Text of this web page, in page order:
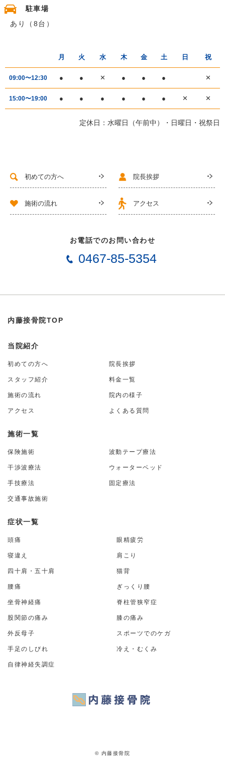
初めての方へ 院長挨拶
施術の流れ アクセス
駐車場
あり（8台）
月 火 水 木 金 土 日 祝
09:00〜12:30 ● ● ✕ ● ● ● ✕
15:00〜19:00 ● ● ● ● ● ● ✕ ✕
定休日：水曜日（午前中）・日曜日・祝祭日
お電話でのお問い合わせ
0467-85-5354
内藤接骨院TOP
当院紹介
初めての方へ 院長挨拶
スタッフ紹介 料金一覧
施術の流れ 院内の様子
アクセス よくある質問
施術一覧
保険施術 波動テープ療法
干渉波療法 ウォーターベッド
手技療法 固定療法
交通事故施術
症状一覧
頭痛 眼精疲労
寝違え 肩こり
四十肩・五十肩 猫背
腰痛 ぎっくり腰
坐骨神経痛 脊柱管狭窄症
股関節の痛み 膝の痛み
外反母子 スポーツでのケガ
手足のしびれ 冷え・むくみ
自律神経失調症
© 内藤接骨院